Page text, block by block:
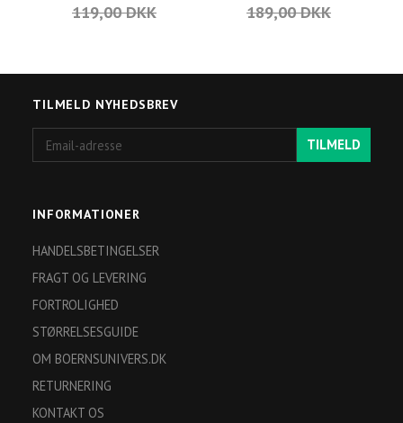
119,00 DKK
189,00 DKK
TILMELD NYHEDSBREV
adresse
TILMELD
INFORMATIONER
HANDELSBETINGELSER
FRAGT OG LEVERING
FORTROLIGHED
STØRRELSESGUIDE
OM BOERNSUNIVERS.DK
RETURNERING
KONTAKT OS